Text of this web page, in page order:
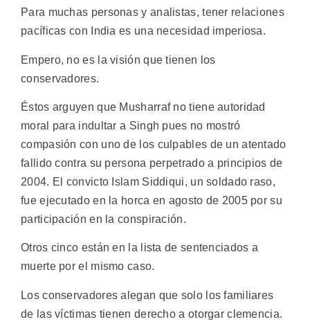
Para muchas personas y analistas, tener relaciones
pacíficas con India es una necesidad imperiosa.
Empero, no es la visión que tienen los
conservadores.
Éstos arguyen que Musharraf no tiene autoridad
moral para indultar a Singh pues no mostró
compasión con uno de los culpables de un atentado
fallido contra su persona perpetrado a principios de
2004. El convicto Islam Siddiqui, un soldado raso,
fue ejecutado en la horca en agosto de 2005 por su
participación en la conspiración.
Otros cinco están en la lista de sentenciados a
muerte por el mismo caso.
Los conservadores alegan que solo los familiares
de las víctimas tienen derecho a otorgar clemencia.